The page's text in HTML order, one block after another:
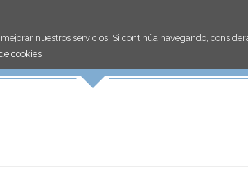
nuestros servicios. Si continúa navegando,
cookies